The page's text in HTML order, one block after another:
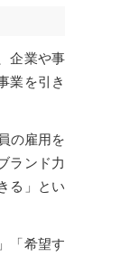
企業や事
業を引き
の雇用を
ランド力
る」とい
「希望す